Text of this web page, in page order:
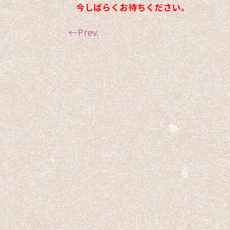
今しばらくお待ちください。
←Prev.